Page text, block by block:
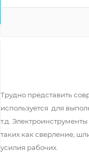
Трудно представить
используется для
т.д.
таких как сверление,
усилия рабочих.